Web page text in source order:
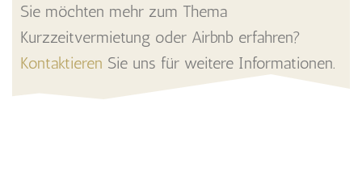
Sie möchten mehr zum Thema
Kurzzeitvermietung oder Airbnb erfahren?
Kontaktieren Sie uns für weitere Informationen.